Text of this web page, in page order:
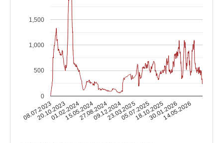
08.07.2023
20.10.2023
01.02.2024
15.05.2024
27.08.2024
09.12.2024
23.03.2025
05.07.2025
18.10.2025
30.01.2026
14.05.2026
0
500
1,000
1,500